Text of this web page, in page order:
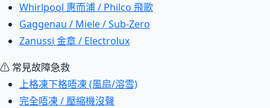
Whirlpool 惠而浦 / Philco 飛歌
Gaggenau / Miele / Sub-Zero
Zanussi 金章 / Electrolux
⚠ 常見故障急救
上格凍下格唔凍 (風扇/溶雪)
完全唔凍 / 壓縮機沒聲